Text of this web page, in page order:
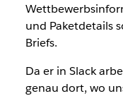
und Paketdetails
Briefs.
Da er in Slack
genau dort, wo